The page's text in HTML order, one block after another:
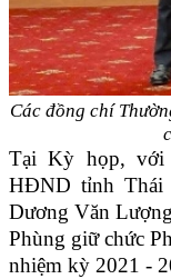
Các đồng chí
Tại Kỳ họp, với
HĐND tỉnh Thái
Dương Văn
Phùng giữ chức
nhiệm kỳ 2021 -